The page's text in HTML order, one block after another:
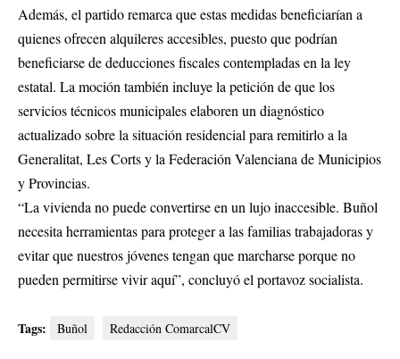
Además, el partido remarca que estas medidas beneficiarían a
quienes ofrecen alquileres accesibles, puesto que podrían
beneficiarse de deducciones fiscales contempladas en la ley
estatal. La moción también incluye la petición de que los
servicios técnicos municipales elaboren un diagnóstico
actualizado sobre la situación residencial para remitirlo a la
Generalitat, Les Corts y la Federación Valenciana de Municipios
y Provincias.
“La vivienda no puede convertirse en un lujo inaccesible. Buñol
necesita herramientas para proteger a las familias trabajadoras y
evitar que nuestros jóvenes tengan que marcharse porque no
pueden permitirse vivir aquí”, concluyó el portavoz socialista.
Tags: Buñol Redacción ComarcalCV